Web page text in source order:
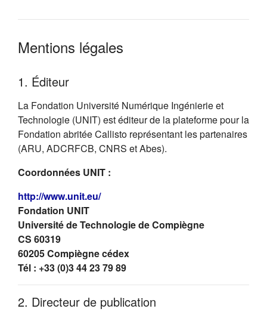
Mentions légales
1. Éditeur
La Fondation Université Numérique Ingénierie et
Technologie (UNIT) est éditeur de la plateforme pour la
Fondation abritée Callisto représentant les partenaires
(ARU, ADCRFCB, CNRS et Abes).
Coordonnées UNIT :
http://www.unit.eu/(s'ouvre dans un nouvel onglet)
Fondation UNIT
Université de Technologie de Compiègne
CS 60319
60205 Compiègne cédex
Tél : +33 (0)3 44 23 79 89
2. Directeur de publication